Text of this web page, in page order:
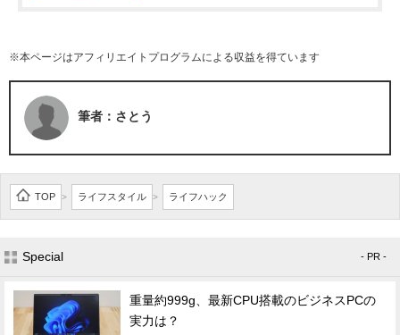
※本ページはアフィリエイトプログラムによる収益を得ています
筆者：さとう
TOP > ライフスタイル > ライフハック
Special - PR -
重量約999g、最新CPU搭載のビジネスPCの
実力は？